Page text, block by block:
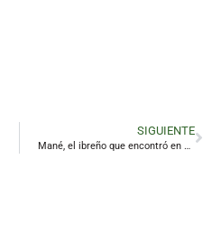
SIGUIENTE
Mané, el ibreño que encontró en el boxeo una forma de vida